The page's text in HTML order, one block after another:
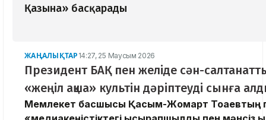
Қазына» басқарады
ЖАҢАЛЫҚТАР 14:27, 25 Маусым 2026
Президент БАҚ пен желіде сән-
«жеңіл ақша» культін дәріптеуді сынға
Мемлекет басшысы Қасым-Жомарт Тоқаевтың